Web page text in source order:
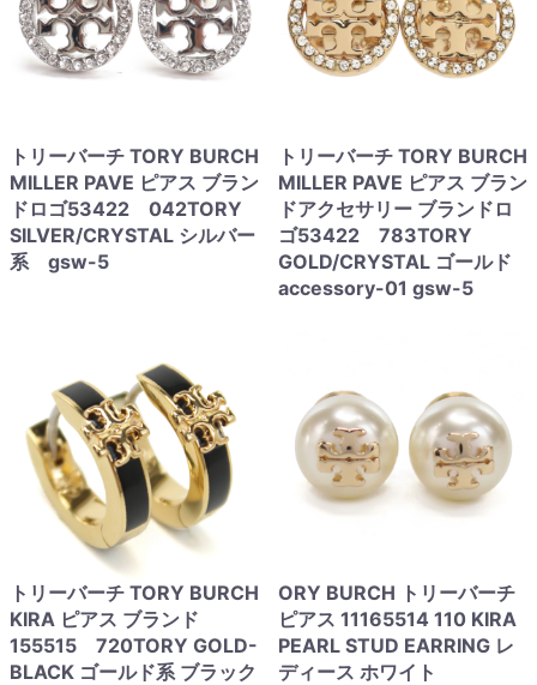
トリーバーチ TORY BURCH
MILLER PAVE ピアス ブラン
ドロゴ53422 042TORY
SILVER/CRYSTAL シルバー
系 gsw-5
トリーバーチ TORY BURCH
MILLER PAVE ピアス ブラン
ドアクセサリー ブランドロ
ゴ53422 783TORY
GOLD/CRYSTAL ゴールド
accessory-01 gsw-5
トリーバーチ TORY BURCH
KIRA ピアス ブランド
155515 720TORY GOLD-
BLACK ゴールド系 ブラック
ORY BURCH トリーバーチ
ピアス 11165514 110 KIRA
PEARL STUD EARRING レ
ディース ホワイト